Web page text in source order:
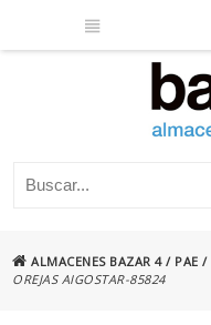
ALMACENES BAZAR 4/ PAE /
OREJAS AIGOSTAR-85824